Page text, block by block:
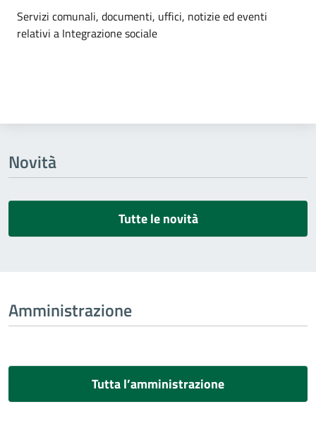
Dettagli dell'argomento
Servizi comunali, documenti, uffici, notizie ed eventi
relativi a Integrazione sociale
Novità
Tutte le novità
Amministrazione
Tutta l’amministrazione